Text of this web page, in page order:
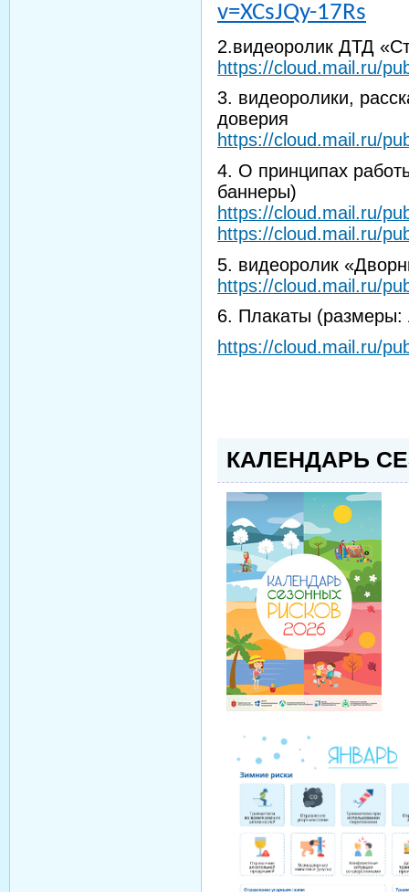
v=XCsJQy-17Rs
2.видеоролик ДТД
https://cloud.mail.ru/
3. видеоролики,
доверия
https://cloud.mail.ru/
4. О принципах
баннеры)
https://cloud.mail.ru/
https://cloud.mail.ru/
5. видеоролик
https://cloud.mail.ru/
6. Плакаты
https://cloud.mail.ru/
КАЛЕНДАРЬ